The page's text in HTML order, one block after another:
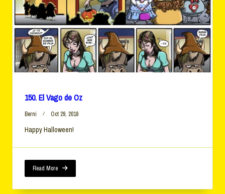
150. El Vago de Oz
Berni Oct 29, 2018
Happy Halloween!
Read More